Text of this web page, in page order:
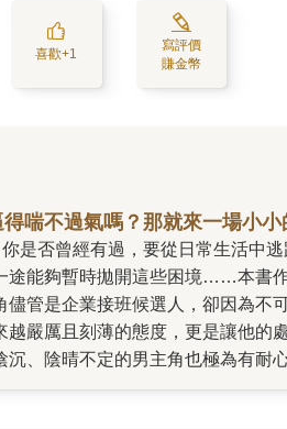
喜歡+1
寫評價
賺金幣
喘不過氣嗎？那就來一場小小
你是否曾經有過，要從日常生活中逃跑的衝動呢？課業壓力、工作壓力、人際壓力……種種不同的壓力不斷累積，無法紓解，也找不到解決的辦法，
途能夠暫時拋開這些困境……本書
儘管是企業接班候選人，卻因為不
越嚴厲且刻薄的態度，更是讓他的
沉、陰晴不定的男主角也極為有耐